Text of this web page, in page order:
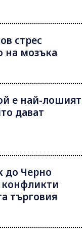
стрес
на мозъка
е най-лошият
дават
до Черно
търговия